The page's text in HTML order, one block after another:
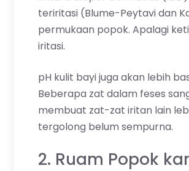
teriritasi (Blume-Peytavi dan
permukaan popok. Apalagi
iritasi.
pH kulit bayi juga akan lebih
Beberapa zat dalam feses
membuat zat-zat iritan lain
tergolong belum sempurna.
2. Ruam Popok